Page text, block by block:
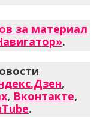
за материал
.
,
, Вконтакте,
.